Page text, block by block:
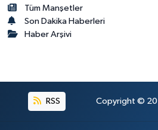
Tüm Manşetler
Son Dakika Haberleri
Haber Arşivi
RSS Copyright ©